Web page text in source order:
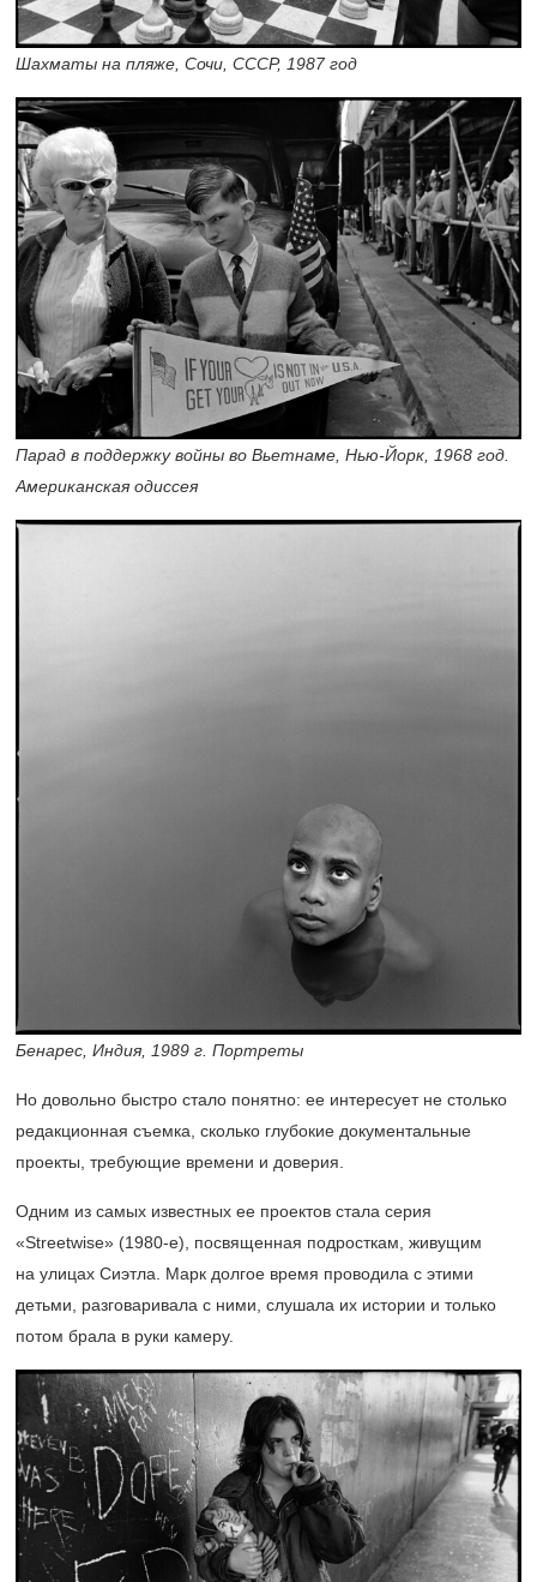
Шахматы на пляже, Сочи, СССР, 1987 год
Парад в поддержку войны во Вьетнаме, Нью-Йорк, 1968 год.
Американская одиссея
Бенарес, Индия, 1989 г. Портреты
Но довольно быстро стало понятно: ее интересует не столько
редакционная съемка, сколько глубокие документальные
проекты, требующие времени и доверия.
Одним из самых известных ее проектов стала серия
«Streetwise» (1980-е), посвященная подросткам, живущим
на улицах Сиэтла. Марк долгое время проводила с этими
детьми, разговаривала с ними, слушала их истории и только
потом брала в руки камеру.